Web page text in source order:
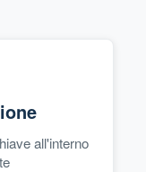
all'interno